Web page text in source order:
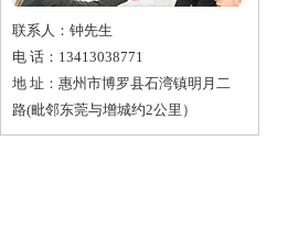
联系人：钟先生
电 话：13413038771
地 址：惠州市博罗县石湾镇明月二
路(毗邻东莞与增城约2公里）